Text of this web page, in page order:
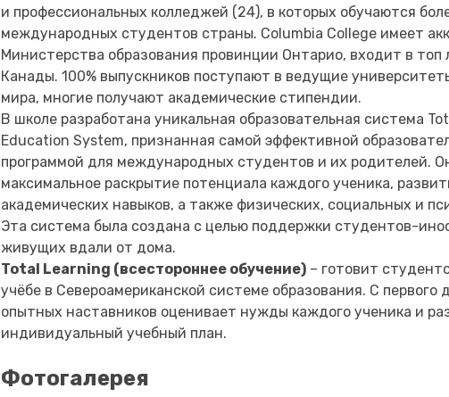
и профессиональных колледжей (24), в которых обучаются
международных студентов страны. Columbia College имеет
Министерства образования провинции Онтарио, входит в топ
Канады. 100% выпускников поступают в ведущие
мира, многие получают академические стипендии.
В школе разработана уникальная образовательная система
Education System, признанная самой эффективной
программой для международных студентов и их родителей.
максимальное раскрытие потенциала каждого ученика,
академических навыков, а также физических, социальных и
Эта система была создана с целью поддержки студентов-
живущих вдали от дома.
Total Learning (всестороннее обучение) – готовит
учёбе в Североамериканской системе образования. С первого
опытных наставников оценивает нужды каждого ученика и
индивидуальный учебный план.
Фотогалерея